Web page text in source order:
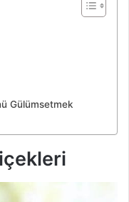
Gülümsetmek